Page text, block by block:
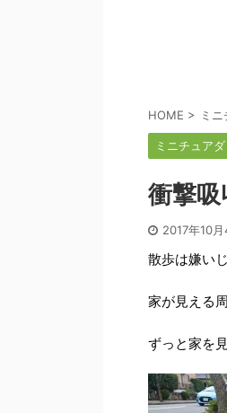
HOME > ミ
ミニチュア
衝撃吸
2017年10月
散歩は嫌い
家が見える
ずっと家を